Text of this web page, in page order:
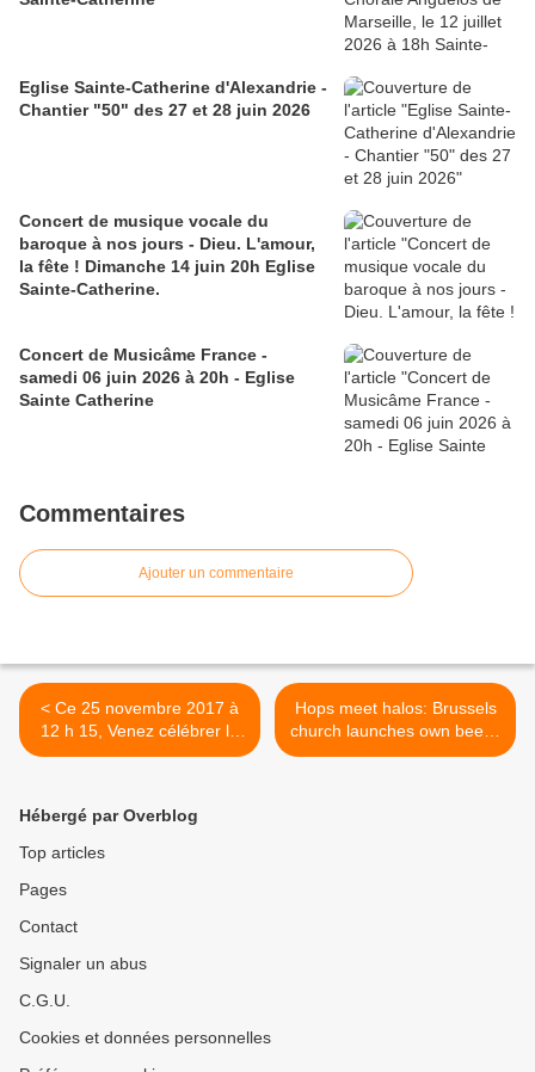
Eglise Sainte-Catherine d'Alexandrie -
Chantier "50" des 27 et 28 juin 2026
Concert de musique vocale du
baroque à nos jours - Dieu. L'amour,
la fête ! Dimanche 14 juin 20h Eglise
Sainte-Catherine.
Concert de Musicâme France -
samedi 06 juin 2026 à 20h - Eglise
Sainte Catherine
Commentaires
Ajouter un commentaire
< Ce 25 novembre 2017 à
12 h 15, Venez célébrer la
Sainte patronne de l'église
Hops meet halos: Brussels
church launches own beer (
Reuter) >
Hébergé par Overblog
Top articles
Pages
Contact
Signaler un abus
C.G.U.
Cookies et données personnelles